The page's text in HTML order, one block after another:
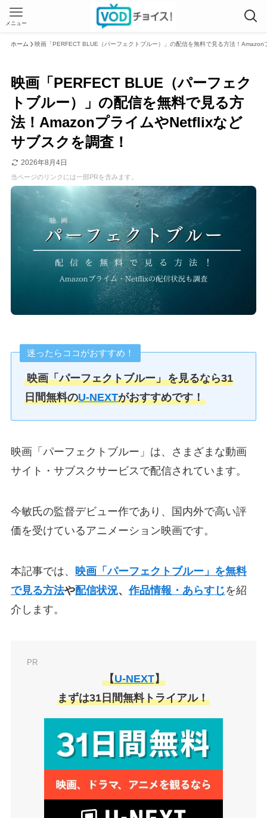
メニュー
ホーム 映画「PERFECT BLUE（パーフェクトブルー）」の配信を無料で見る方法！Amazon
映画「PERFECT BLUE（パーフェク
トブルー）」の配信を無料で見る方
法！AmazonプライムやNetflixなど
サブスクを調査！
2026年8月4日
当ページのリンクには一部PRを含みます。
迷ったらココがおすすめ！
映画「パーフェクトブルー」を見るなら31
日間無料のU-NEXTがおすすめです！
映画「パーフェクトブルー」は、さまざまな動画
サイト・サブスクサービスで配信されています。
今敏氏の監督デビュー作であり、国内外で高い評
価を受けているアニメーション映画です。
本記事では、
映画「パーフェクトブルー」を無料
で見る方法や配信状況、作品情報・あらすじ を紹
介します。
PR
【U-NEXT】
まずは31日間無料トライアル！